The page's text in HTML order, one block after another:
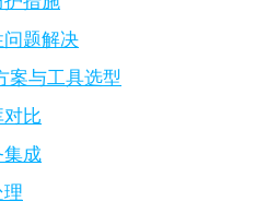
题解决
案与工具选型
对比
集成
理